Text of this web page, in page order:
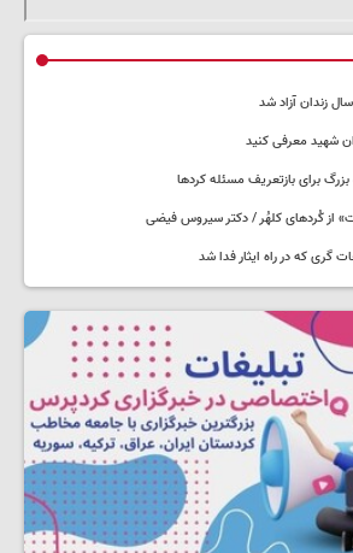
شهید معرفی کنید
بزرگ‌ برای بازتعریف مسئله کردها
از کُردهای کلهُر / دکتر سیروس فیضی
گری که در راه ایثار فدا شد